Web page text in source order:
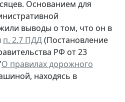
Основанием для
выводы о том, что он в
п. 2.7 ПДД(Постановление
РФ от 23
О правилах дорожного
находясь в